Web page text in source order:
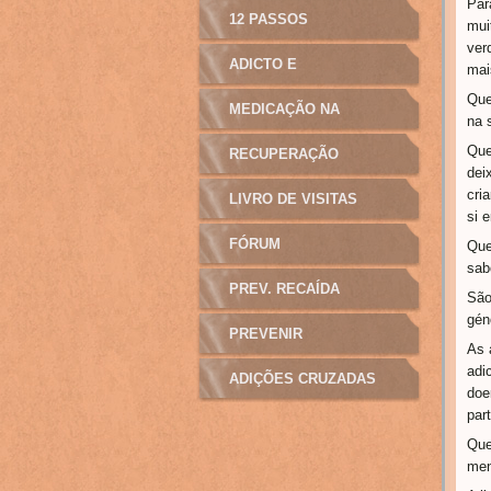
na
si
As
12 PASSOS
ADICTO E
MANIPULAÇÃO
MEDICAÇÃO NA
ADICÇÃO
RECUPERAÇÃO
LIVRO DE VISITAS
FÓRUM
PREV. RECAÍDA
PREVENIR
ADIÇÕES CRUZADAS